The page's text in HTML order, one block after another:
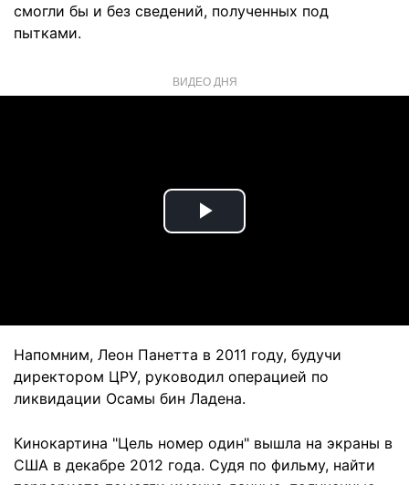
смогли бы и без сведений, полученных под
пытками.
ВИДЕО ДНЯ
Play
Напомним, Леон Панетта в 2011 году, будучи
директором ЦРУ, руководил операцией по
ликвидации Осамы бин Ладена.
Кинокартина "Цель номер один" вышла на экраны в
США в декабре 2012 года. Судя по фильму, найти